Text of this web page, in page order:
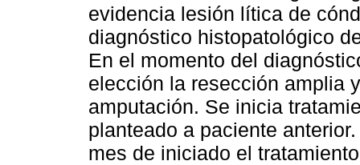
evidencia lesión lítica de
diagnóstico histopatológico
En el momento del
elección la resección amplia
amputación. Se inicia
planteado a paciente
mes de iniciado el